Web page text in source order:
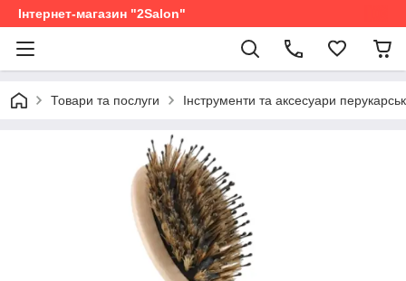
Інтернет-магазин "2Salon"
Товари та послуги Інструменти та аксесуари